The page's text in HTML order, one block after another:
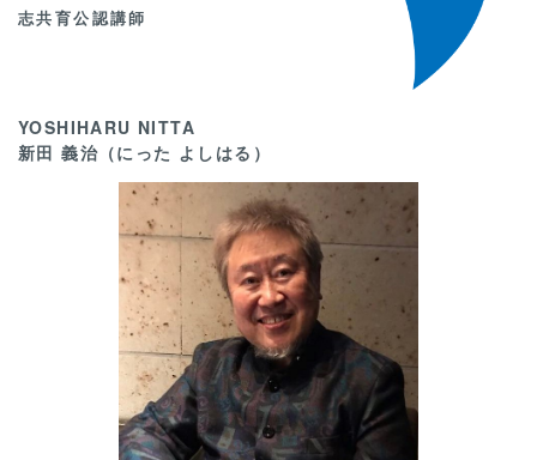
志共育公認講師
YOSHIHARU NITTA
新田 義治（にった よしはる）